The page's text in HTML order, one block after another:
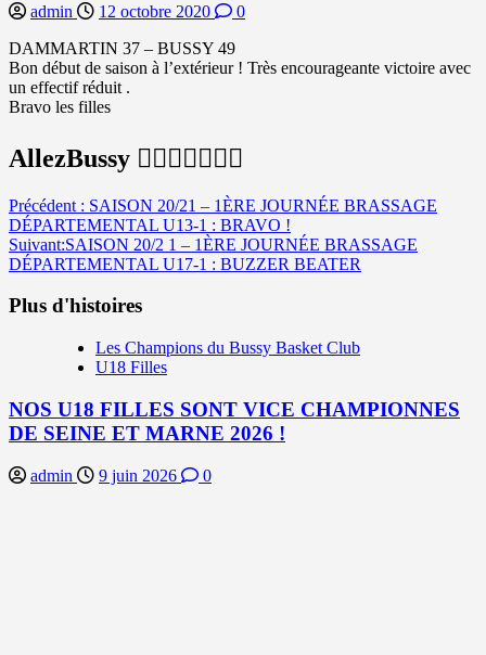
admin 12 octobre 2020
0
DAMMARTIN 37 – BUSSY 49
Bon début de saison à l’extérieur ! Très encourageante victoire avec
un effectif réduit .
Bravo les filles
AllezBussy ✌🏾💪💪🏿👏🏻
Navigation
d’article
Précédent : SAISON 20/21 – 1ÈRE JOURNÉE BRASSAGE
DÉPARTEMENTAL U13-1 : BRAVO !
Suivant:SAISON 20/2 1 – 1ÈRE JOURNÉE BRASSAGE
DÉPARTEMENTAL U17-1 : BUZZER BEATER
Plus d'histoires
Les Champions du Bussy Basket Club
U18 Filles
NOS U18 FILLES SONT VICE CHAMPIONNES
DE SEINE ET MARNE 2026 !
admin 9 juin 2026 0